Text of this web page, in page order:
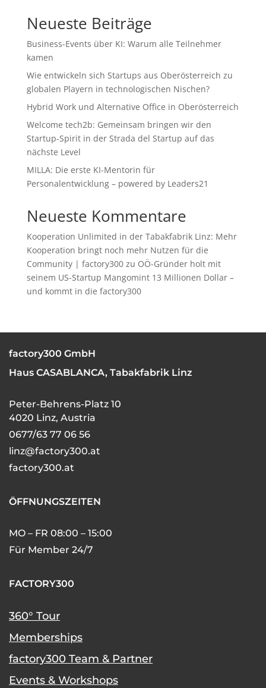
Neueste Beiträge
Business-Events über KI: Warum alle Teilnehmer
kamen
Wie entwickeln sich Startups aus Oberösterreich zu
globalen Playern in technologischen Nischen?
Hybrid Work und Alternative Office in Oberösterreich
Welcome tech2b: Gemeinsam bringen wir den
Startup-Spirit in der Strada del Startup auf das
nächste Level
MILLA: Die erste KI-Mentorin für
Personalentwicklung – powered by Leaders21
Neueste Kommentare
Kooperation Unlimited in der Tabakfabrik Linz: Mehr
Kooperation bringt noch mehr Nutzen für die
Community | factory300zu OÖ-Gründer holt mit
seinem US-Startup Mangomint 13 Millionen Dollar –
und kommt in die factory300
factory300 GmbH
Haus CASABLANCA, Tabakfabrik Linz
Peter-Behrens-Platz 10
4020 Linz, Austria
0677/63 77 06 56
linz@factory300.at
factory300.at
ÖFFNUNGSZEITEN
MO – FR 08:00 – 15:00
Für Member 24/7
FACTORY300
360° Tour
Memberships
factory300 Team & Partner
Events & Workshops